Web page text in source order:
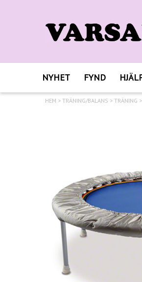
NYHET FYND
HEM > TRÄNING/BALANS > TRÄNING >